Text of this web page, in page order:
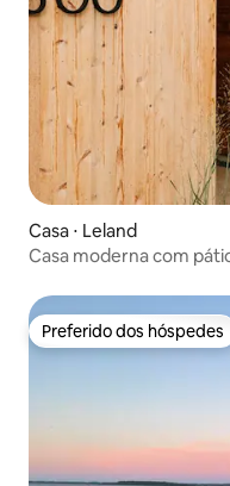
Casa ⋅ Leland
Casa moderna com
Preferido dos hóspedes
Preferido dos hóspedes